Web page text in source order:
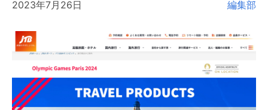
2023年7月26日 編集部